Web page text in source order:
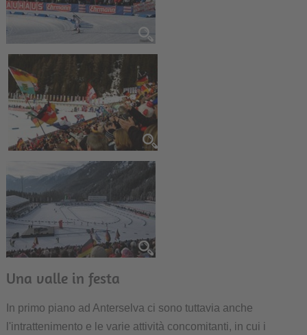
Una valle in festa
In primo piano ad Anterselva ci sono tuttavia anche
l'intrattenimento e le varie attività concomitanti, in cui i